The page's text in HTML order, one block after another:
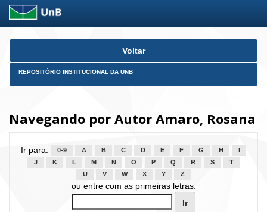
Skip
Voltar
REPOSITÓRIO INSTITUCIONAL DA UNB
Navegando por Autor Amaro, Rosana
Ir para: 0-9 A B C D E F G H
J
K L M N O P Q R S
T
U
V W X Y Z
ou entre com as primeiras letras: